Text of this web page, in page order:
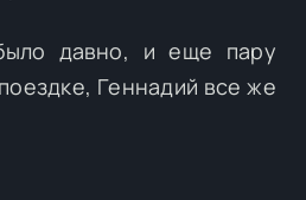
давно, и еще пару
Геннадий все же